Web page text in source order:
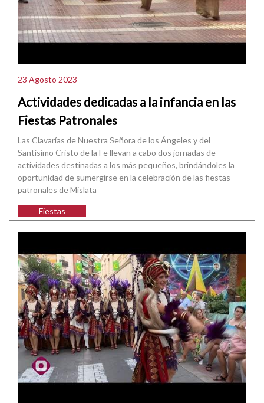
23 Agosto 2023
Actividades dedicadas a la infancia en las
Fiestas Patronales
Las Clavarías de Nuestra Señora de los Ángeles y del
Santísimo Cristo de la Fe llevan a cabo dos jornadas de
actividades destinadas a los más pequeños, brindándoles la
oportunidad de sumergirse en la celebración de las fiestas
patronales de Mislata
Fiestas